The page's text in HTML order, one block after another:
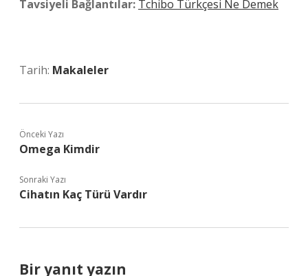
Tavsiyeli Bağlantılar: Tchibo Türkçesi Ne Demek
Tarih: Makaleler
Önceki Yazı
Omega Kimdir
Sonraki Yazı
Cihatın Kaç Türü Vardır
Bir yanıt yazın